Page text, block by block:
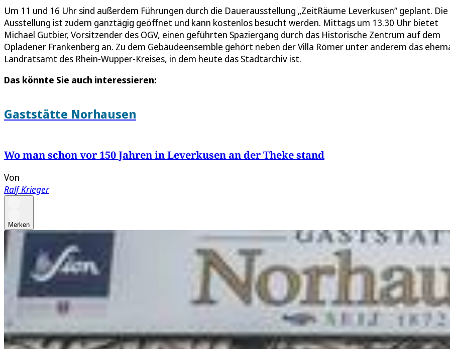
Um 11 und 16 Uhr sind außerdem Führungen durch die Dauerausstellung „ZeitRäume Leverkusen“ geplant. Die
Ausstellung ist zudem ganztägig geöffnet und kann kostenlos besucht werden. Mittags um 13.30 Uhr bietet
Michael Gutbier, Vorsitzender des OGV, einen geführten Spaziergang durch das Historische Zentrum auf dem
Opladener Frankenberg an. Zu dem Gebäudeensemble gehört neben der Villa Römer unter anderem das
Landratsamt des Rhein-Wupper-Kreises, in dem heute das Stadtarchiv ist.
Das könnte Sie auch interessieren:
Gaststätte Norhausen
Wo man schon vor 150 Jahren in Leverkusen an der Theke stand
Von
Ralf Krieger
Merken